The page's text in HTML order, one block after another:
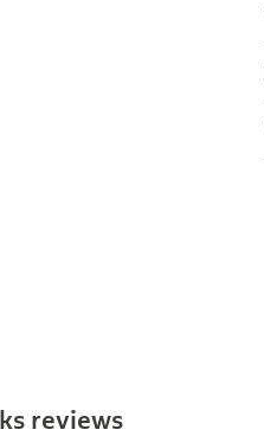
reviews